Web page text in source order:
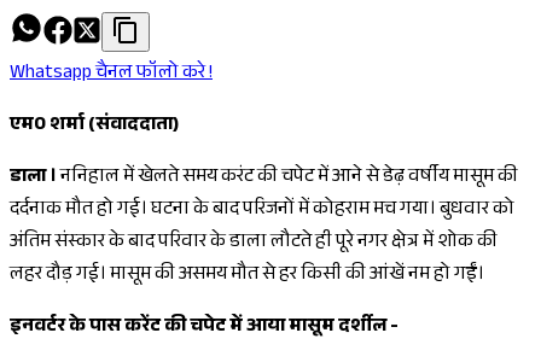
Whatsapp चैनल फॉलो करे !
एम0 शर्मा (संवाददाता)
डाला ।ननिहाल में खेलते समय करंट की चपेट में आने से डेढ़ वर्षीय मासूम की
दर्दनाक मौत हो गई। घटना के बाद परिजनों में कोहराम मच गया। बुधवार को
अंतिम संस्कार के बाद परिवार के डाला लौटते ही पूरे नगर क्षेत्र में शोक की
लहर दौड़ गई। मासूम की असमय मौत से हर किसी की आंखें नम हो गईं।
इनवर्टर के पास करेंट की चपेट में आया मासूम दर्शील -